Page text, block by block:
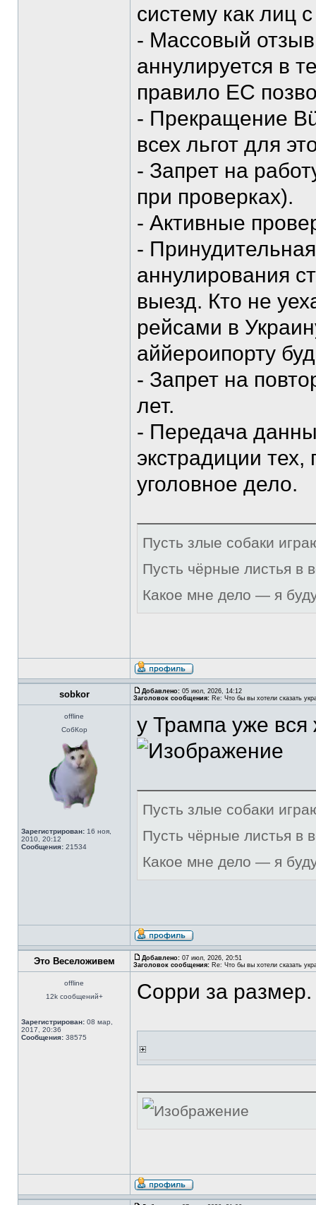
систему как лиц
- Массовый
аннулируется в
правило ЕС
- Прекращение
всех льгот для
- Запрет на
при проверках).
- Активные
-
аннулирования
выезд. Кто не
рейсами в
аййероипорту
- Запрет на
лет.
- Передача
экстрадиции тех,
уголовное дело.
Пусть злые собаки
Пусть чёрные листья в
Какое мне дело — я
sobkor Добавлено: 05 июл, 2026, 14:12
Заголовок сообщения: Re: Что бы вы хотели сказать
offline
СобКор
Зарегистрирован: 16 ноя,
2010, 20:12
Сообщения: 21534
у Трампа уже вся
Пусть злые собаки
Пусть чёрные листья в
Какое мне дело — я
Это Веселоживем Добавлено: 07 июл, 2026, 20:51
Заголовок сообщения: Re: Что бы вы хотели сказать
offline
12k сообщений+
Зарегистрирован: 08 мар,
2017, 20:36
Сообщения: 38575
Сорри за